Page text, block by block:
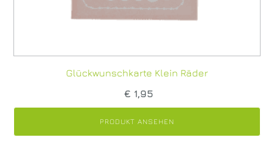
Glückwunschkarte Klein Räder
€ 1,95
PRODUKT ANSEHEN